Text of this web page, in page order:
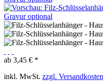
ab 3,45 € *
inkl. MwSt. zzgl. Versandkosten